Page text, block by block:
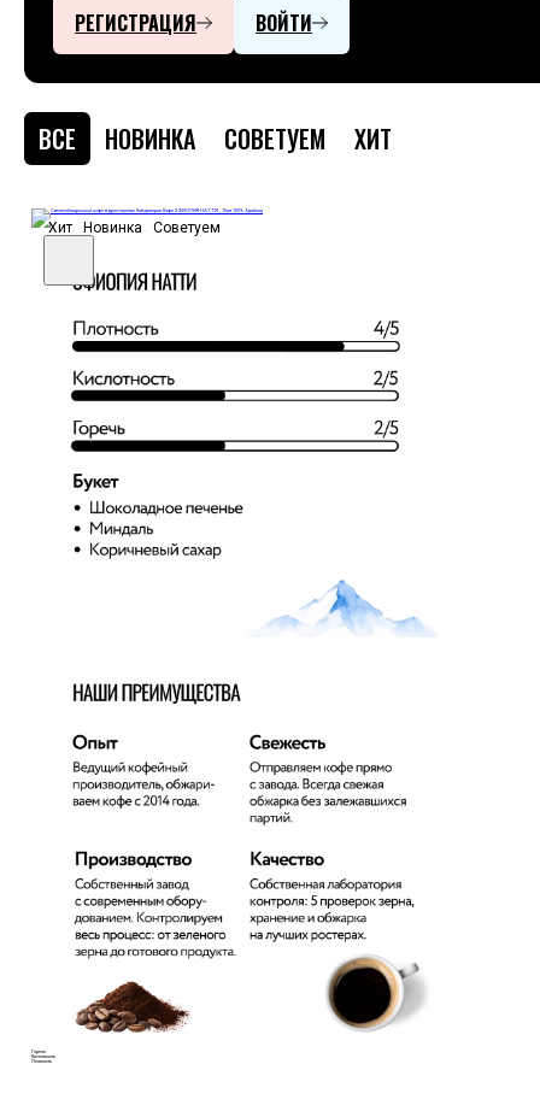
РЕГИСТРАЦИЯ ВОЙТИ
ВСЕ НОВИНКА СОВЕТУЕМ ХИТ
Хит Новинка Советуем
Горечь
Кислотность
Плотность